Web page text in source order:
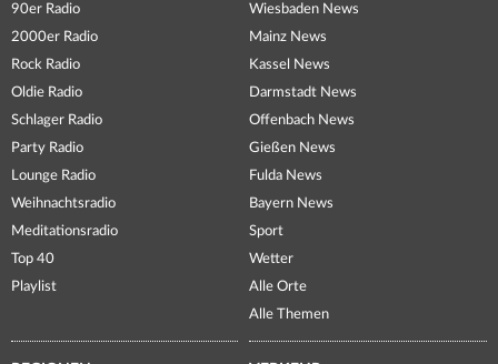
90er Radio
2000er Radio
Rock Radio
Oldie Radio
Schlager Radio
Party Radio
Lounge Radio
Weihnachtsradio
Meditationsradio
Top 40
Playlist
Wiesbaden News
Mainz News
Kassel News
Darmstadt News
Offenbach News
Gießen News
Fulda News
Bayern News
Sport
Wetter
Alle Orte
Alle Themen